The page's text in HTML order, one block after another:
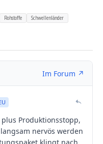
Rohstoffe Schwellenländer